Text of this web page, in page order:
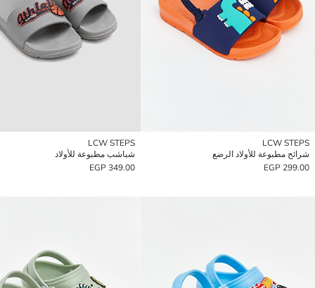
LCW STEPS
شرائح مطبوعة للأولاد الرضع
299.00 EGP
LCW STEPS
شباشب مطبوعة للأولاد
349.00 EGP